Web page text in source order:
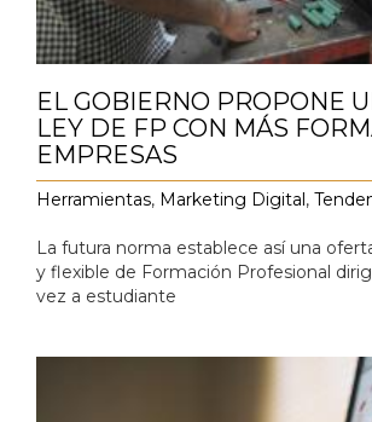
EL GOBIERNO PROPONE
LEY DE FP CON MÁS
EMPRESAS
Herramientas, Marketing Digital,
La futura norma establece así una
y flexible de Formación Profesional
vez a estudiante